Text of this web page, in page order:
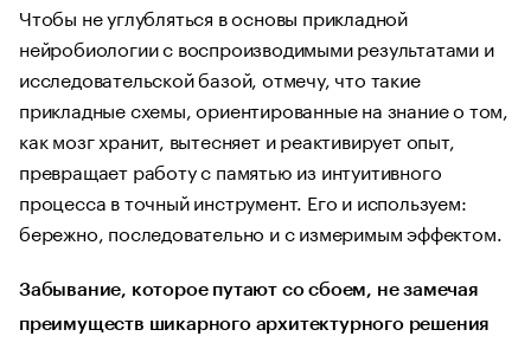
Чтобы не углубляться в основы прикладной
нейробиологии с воспроизводимыми результатами и
исследовательской базой, отмечу, что такие
прикладные схемы, ориентированные на знание о том,
как мозг хранит, вытесняет и реактивирует опыт,
превращает работу с памятью из интуитивного
процесса в точный инструмент. Его и используем:
бережно, последовательно и с измеримым эффектом.
Забывание, которое путают со сбоем, не замечая
преимуществ шикарного архитектурного решения